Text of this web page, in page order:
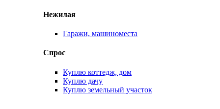
Нежилая
Гаражи, машиноместа
Спрос
Куплю коттедж, дом
Куплю дачу
Куплю земельный участок